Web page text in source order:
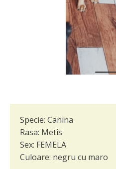
Specie: Canina
Rasa: Metis
Sex: FEMELA
Culoare: negru cu maro